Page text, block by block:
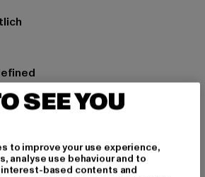
black
Material
Material
SEE YOU
to improve your use experience,
analyse use behaviour and to
based contents and